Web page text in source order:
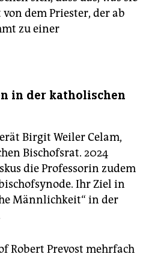
dem Priester, der ab
zu einer
in der katholischen
Birgit Weiler Celam,
Bischofsrat. 2024
die Professorin zudem
Ihr Ziel in
Männlichkeit“ in der
Robert Prevost mehrfach